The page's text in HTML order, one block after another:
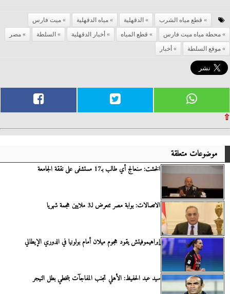
قطع مياه الشرب الدقهلية مياه الدقهلية
ميت فارس
محطة مياه ميت فارس
قطع المياه أخبار الدقهلية السلطة
مصر
موقع السلطة
أخبار
⇧
موضوعات متعلقة
الخشت: سنعالج أي طالب بـ17 مستشفى على نققة الجامعة
الاتصالات: بوابة مصر تتعرض لـ3 ملايين هجمة شهريا
إبراهيموفيتش يقود هجوم ميلان أمام بولونيا في الدوري الإيطالي
سيد عبد الحفيظ: الأهلي تجنب المفاجآت بتخطي بطل النيجر